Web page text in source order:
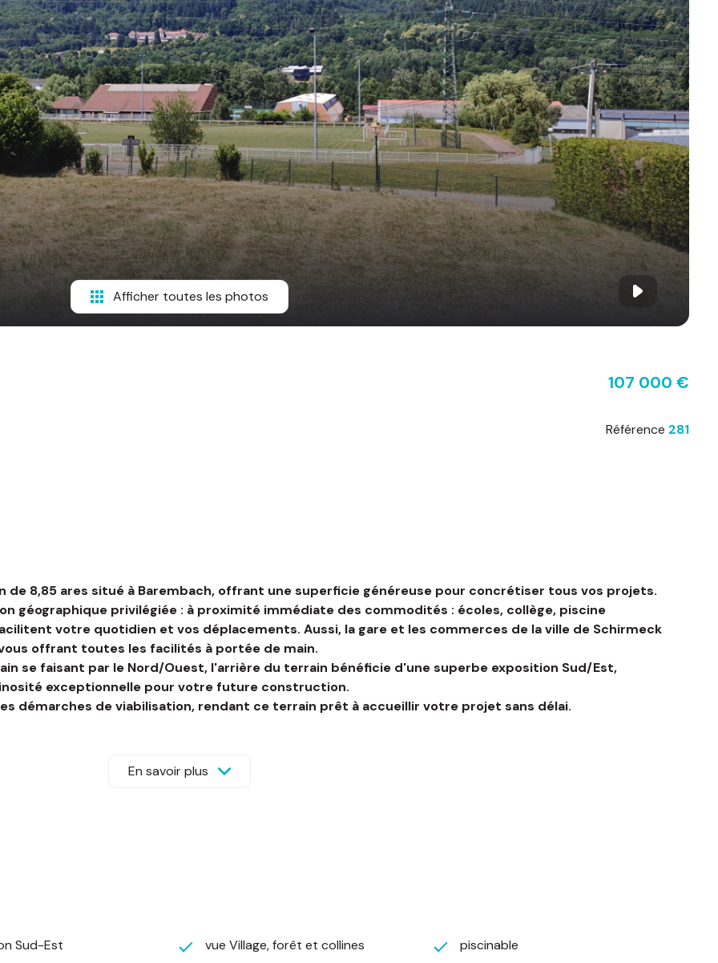
Afficher toutes les photos
107 000 €
Référence 281
8,85 ares situé à Barembach, offrant une superficie généreuse pour concrétiser tous vos projets.
géographique privilégiée : à proximité immédiate des commodités : écoles, collège, piscine
votre quotidien et vos déplacements. Aussi, la gare et les commerces de la ville de Schirmeck
offrant toutes les facilités à portée de main.
se faisant par le Nord/Ouest, l'arrière du terrain bénéficie d'une superbe exposition Sud/Est,
exceptionnelle pour votre future construction.
démarches de viabilisation, rendant ce terrain prêt à accueillir votre projet sans délai.
vis-à-vis, vous assurant une sérénité incomparable.
un terrain avec un tel potentiel !
exposé sont disponibles sur le site Géorisques :
l'acheteur : 7 % TTC du prix du bien hors honoraires soit 7000 €.
fonds, effets ou valeurs que ceux représentatifs de sa rémunération ou de ses honoraires.
En savoir plus
Sud-Est vue Village, forêt et collines piscinable